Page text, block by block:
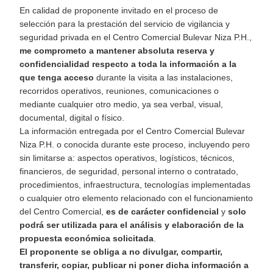
En calidad de proponente invitado en el proceso de
selección para la prestación del servicio de vigilancia y
seguridad privada en el Centro Comercial Bulevar Niza P.H.,
me comprometo a mantener absoluta reserva y
confidencialidad respecto a toda la información a la
que tenga acceso durante la visita a las instalaciones,
recorridos operativos, reuniones, comunicaciones o
mediante cualquier otro medio, ya sea verbal, visual,
documental, digital o físico.
La información entregada por el Centro Comercial Bulevar
Niza P.H. o conocida durante este proceso, incluyendo pero
sin limitarse a: aspectos operativos, logísticos, técnicos,
financieros, de seguridad, personal interno o contratado,
procedimientos, infraestructura, tecnologías implementadas
o cualquier otro elemento relacionado con el funcionamiento
del Centro Comercial, es de carácter confidencial y solo
podrá ser utilizada para el análisis y elaboración de la
propuesta económica solicitada.
El proponente se obliga a no divulgar, compartir,
transferir, copiar, publicar ni poner dicha información a